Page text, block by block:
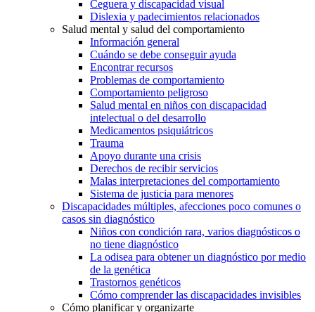
Ceguera y discapacidad visual
Dislexia y padecimientos relacionados
Salud mental y salud del comportamiento
Información general
Cuándo se debe conseguir ayuda
Encontrar recursos
Problemas de comportamiento
Comportamiento peligroso
Salud mental en niños con discapacidad
intelectual o del desarrollo
Medicamentos psiquiátricos
Trauma
Apoyo durante una crisis
Derechos de recibir servicios
Malas interpretaciones del comportamiento
Sistema de justicia para menores
Discapacidades múltiples, afecciones poco comunes o
casos sin diagnóstico
Niños con condición rara, varios diagnósticos o
no tiene diagnóstico
La odisea para obtener un diagnóstico por medio
de la genética
Trastornos genéticos
Cómo comprender las discapacidades invisibles
Cómo planificar y organizarte